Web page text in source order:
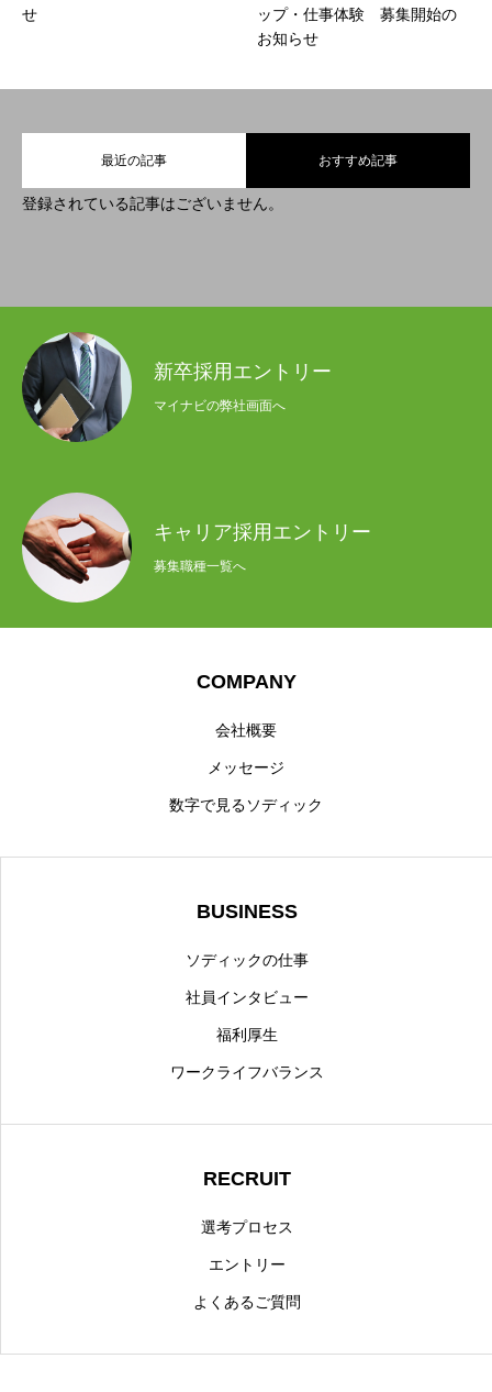
ップ・仕事体験 募集開始の
せ
最近の記事 おすすめ記事
登録されている記事はございません。
新卒採用エントリー
マイナビの弊社画面へ
キャリア採用エントリー
募集職種一覧へ
COMPANY
会社概要
メッセージ
数字で見るソディック
BUSINESS
ソディックの仕事
社員インタビュー
福利厚生
ワークライフバランス
RECRUIT
選考プロセス
エントリー
よくあるご質問